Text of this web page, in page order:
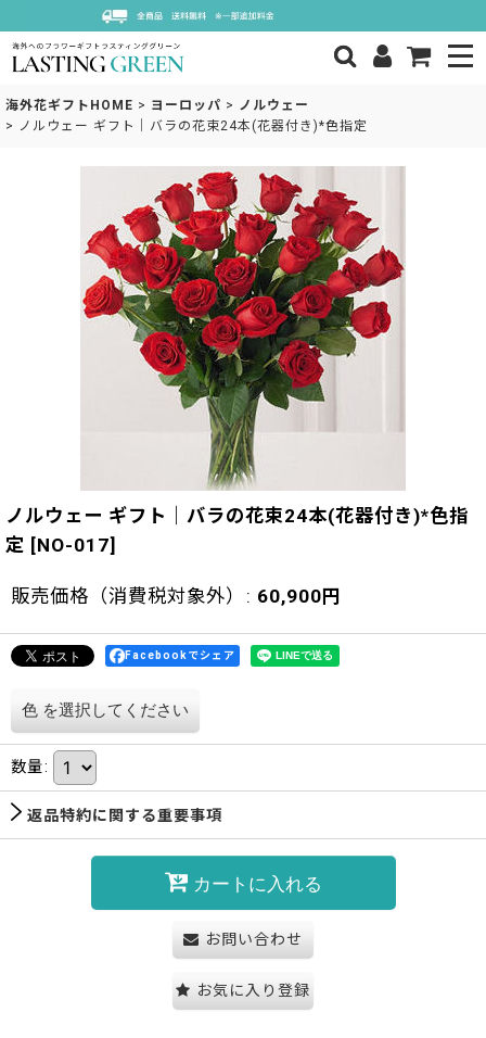
海外花ギフトHOME > ヨーロッパ > ノルウェー
> ノルウェー ギフト｜バラの花束24本(花器付き)*色指定
ノルウェー ギフト｜バラの花束24本(花器付き)*色指
定 [NO-017]
販売価格（消費税対象外） : 60,900 円
Facebookでシェア
色 を選択してください
数量:
返品特約に関する重要事項
カートに入れる
お問い合わせ
お気に入り登録